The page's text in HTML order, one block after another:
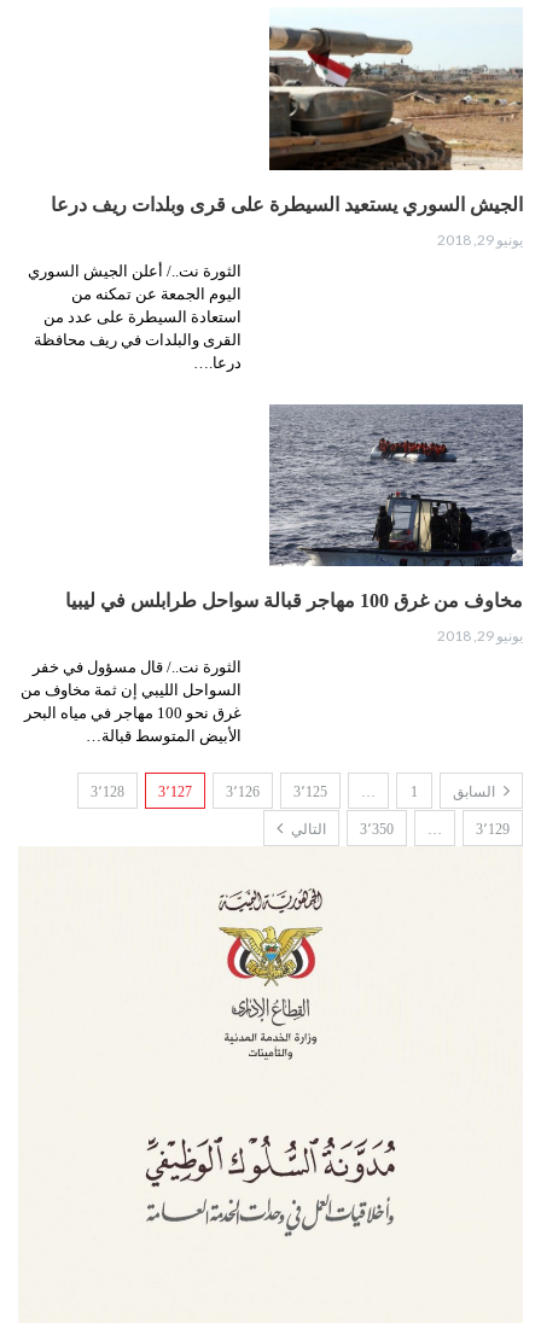
الجيش السوري يستعيد السيطرة على قرى وبلدات ريف درعا
يونيو 29, 2018
الثورة نت../ أعلن الجيش السوري
اليوم الجمعة عن تمكنه من
استعادة السيطرة على عدد من
القرى والبلدات في ريف محافظة
درعا.…
مخاوف من غرق 100 مهاجر قبالة سواحل طرابلس في ليبيا
يونيو 29, 2018
الثورة نت../ قال مسؤول في خفر
السواحل الليبي إن ثمة مخاوف من
غرق نحو 100 مهاجر في مياه البحر
الأبيض المتوسط قبالة…
السابق 1
… 3٬125 3٬126 3٬127 3٬128
3٬129 … 3٬350 التالي